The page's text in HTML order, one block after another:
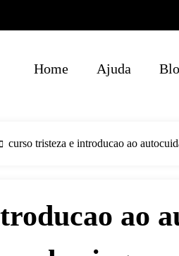
Home Ajuda
curso tristeza e introducao ao
ao